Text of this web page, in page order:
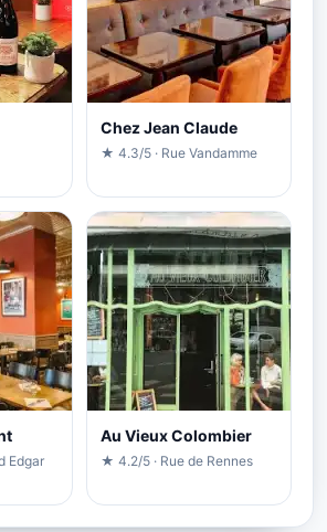
Chez Jean Claude
★ 4.3/5 · Rue Vandamme
Edgar
Au Vieux Colombier
★ 4.2/5 · Rue de Rennes